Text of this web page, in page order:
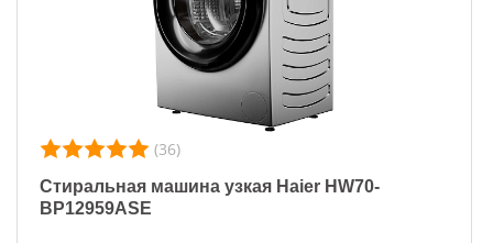
(36)
Стиральная машина узкая Haier HW70-
BP12959ASE